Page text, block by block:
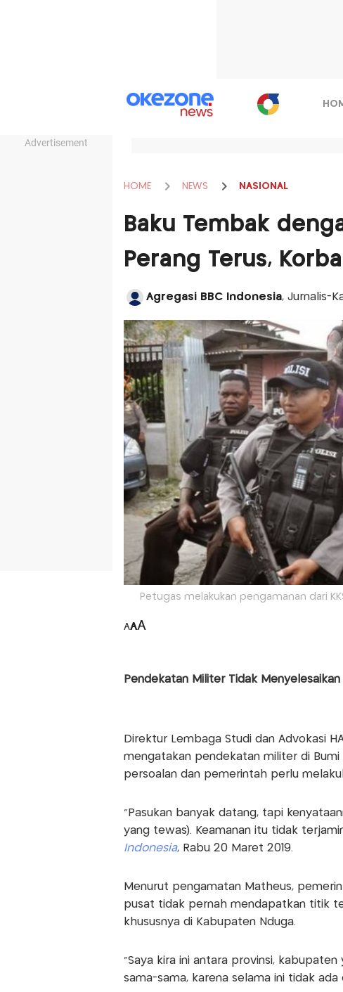
Advertisement
HOME NEWS NASIONAL
Baku Tembak
Perang Terus,
Agregasi BBC Indonesia, Jurnalis-
Petugas melakukan pengamanan dari
AAA
Pendekatan Militer Tidak Menyelesaikan
Direktur Lembaga Studi dan Advokasi
mengatakan pendekatan militer di
persoalan dan pemerintah perlu
"Pasukan banyak datang, tapi
yang tewas). Keamanan itu tidak
Indonesia, Rabu 20 Maret 2019.
Menurut pengamatan Matheus,
pusat tidak pernah mendapatkan titik
khususnya di Kabupaten Nduga.
"Saya kira ini antara provinsi,
sama-sama, karena selama ini tidak ada